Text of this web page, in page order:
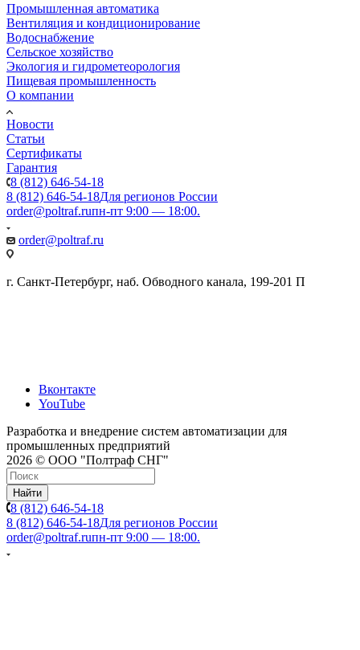
Промышленная автоматика
Вентиляция и кондиционирование
Водоснабжение
Сельское хозяйство
Экология и гидрометеорология
Пищевая промышленность
О компании
Новости
Статьи
Сертификаты
Гарантия
8 (812) 646-54-18
8 (812) 646-54-18Для регионов России
order@poltraf.ruпн-пт 9:00 — 18:00.
order@poltraf.ru
г. Санкт-Петербург, наб. Обводного канала, 199-201 П
Вконтакте
YouTube
Разработка и внедрение систем автоматизации для
промышленных предприятий
2026 © ООО "Полтраф СНГ"
Найти
8 (812) 646-54-18
8 (812) 646-54-18Для регионов России
order@poltraf.ruпн-пт 9:00 — 18:00.